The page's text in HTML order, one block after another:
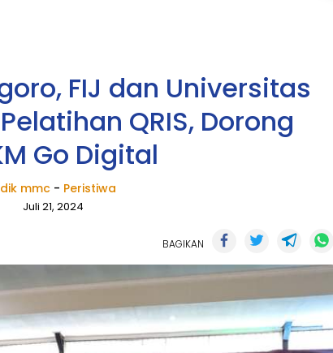
FIJ dan Universitas
QRIS, Dorong
Go Digital
mmc - Peristiwa
Juli 21, 2024
BAGIKAN